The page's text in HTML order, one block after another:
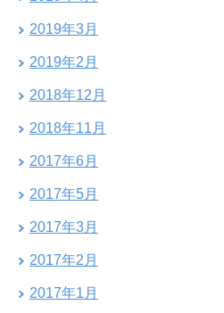
2019年3月
2019年2月
2018年12月
2018年11月
2017年6月
2017年5月
2017年3月
2017年2月
2017年1月